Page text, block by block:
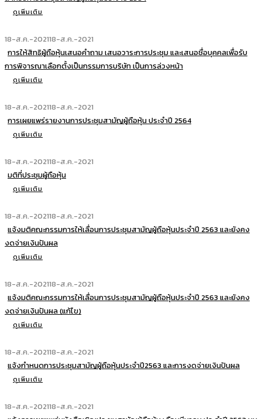
ดูเพิ่มเติม
18-ส.ค.-202118-ส.ค.-2021
การให้สิทธิผู้ถือหุ้นเสนอคำถาม เสนอวาระการประชุม และเสนอชื่อบุคคลเพื่อรับ
การพิจารณาเลือกตั้งเป็นกรรมการบริษัท เป็นการล่วงหน้า
ดูเพิ่มเติม
18-ส.ค.-202118-ส.ค.-2021
การเผยแพร่รายงานการประชุมสามัญผู้ถือหุ้น ประจำปี 2564
ดูเพิ่มเติม
18-ส.ค.-202118-ส.ค.-2021
มติที่ประชุมผู้ถือหุ้น
ดูเพิ่มเติม
18-ส.ค.-202118-ส.ค.-2021
แจ้งมติคณะกรรมการให้เลื่อนการประชุมสามัญผู้ถือหุ้นประจำปี 2563 และยังคง
งดจ่ายเงินปันผล
ดูเพิ่มเติม
18-ส.ค.-202118-ส.ค.-2021
แจ้งมติคณะกรรมการให้เลื่อนการประชุมสามัญผู้ถือหุ้นประจำปี 2563 และยังคง
งดจ่ายเงินปันผล (แก้ไข)
ดูเพิ่มเติม
18-ส.ค.-202118-ส.ค.-2021
แจ้งกำหนดการประชุมสามัญผู้ถือหุ้นประจำปี2563 และการงดจ่ายเงินปันผล
ดูเพิ่มเติม
18-ส.ค.-202118-ส.ค.-2021